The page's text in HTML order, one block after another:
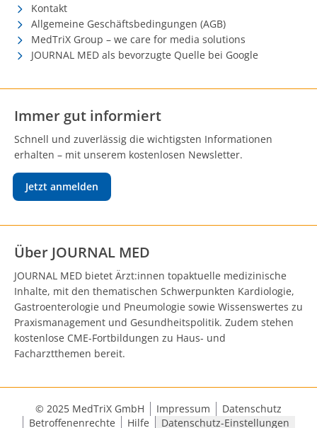
Kontakt
Allgemeine Geschäftsbedingungen (AGB)
MedTriX Group – we care for media solutions
JOURNAL MED als bevorzugte Quelle bei Google
Immer gut informiert
Schnell und zuverlässig die wichtigsten Informationen
erhalten – mit unserem kostenlosen Newsletter.
Jetzt anmelden
Über JOURNAL MED
JOURNAL MED bietet Ärzt:innen topaktuelle medizinische
Inhalte, mit den thematischen Schwerpunkten Kardiologie,
Gastroenterologie und Pneumologie sowie Wissenswertes zu
Praxismanagement und Gesundheitspolitik. Zudem stehen
kostenlose CME-Fortbildungen zu Haus- und
Facharztthemen bereit.
© 2025 MedTriX GmbH Impressum
Datenschutz
Betroffenenrechte
Hilfe Datenschutz-Einstellungen